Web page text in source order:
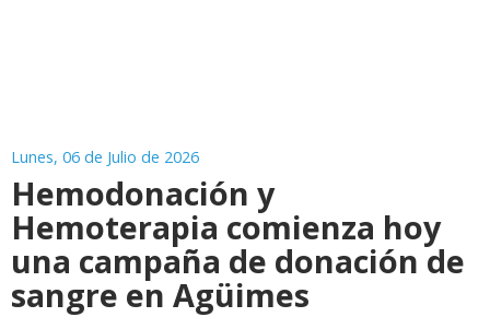
Lunes, 06 de Julio de 2026
Hemodonación y
Hemoterapia comienza hoy
una campaña de donación de
sangre en Agüimes